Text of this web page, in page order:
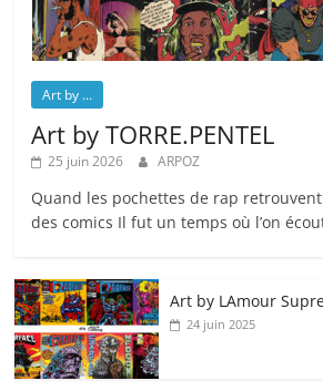
Art by ...
Art by TORRE.PENTEL
25 juin 2026 ARPOZ
Quand les pochettes de rap retrouvent
des comics Il fut un temps où l’on
Art by LAmour
24 juin 2025